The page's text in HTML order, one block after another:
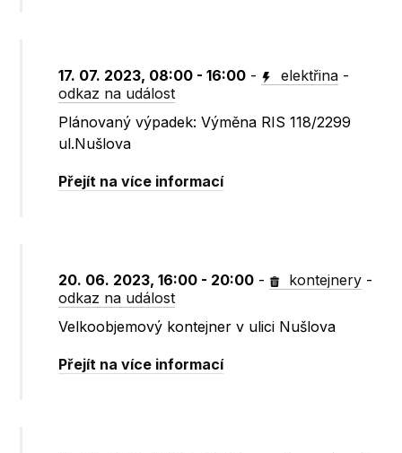
17. 07. 2023, 08:00 - 16:00 - elektřina -
odkaz na událost
Plánovaný výpadek: Výměna RIS 118/2299
ul.Nušlova
Přejít na více informací
20. 06. 2023, 16:00 - 20:00 - kontejnery -
odkaz na událost
Velkoobjemový kontejner v ulici Nušlova
Přejít na více informací